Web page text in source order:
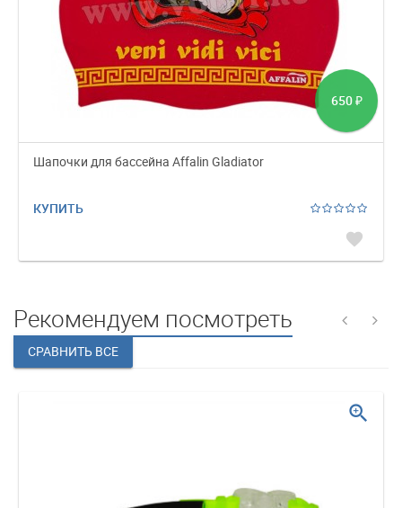
650 ₽
Шапочки для бассейна Affalin Gladiator
КУПИТЬ
favorite
Рекомендуем посмотреть
zoom_in